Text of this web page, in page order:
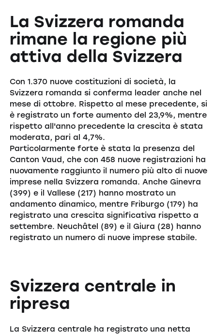
La Svizzera romanda
rimane la regione più
attiva della Svizzera
Con 1.370 nuove costituzioni di società, la
Svizzera romanda si conferma leader anche nel
mese di ottobre. Rispetto al mese precedente, si
è registrato un forte aumento del 23,9%, mentre
rispetto all'anno precedente la crescita è stata
moderata, pari al 4,7%.
Particolarmente forte è stata la presenza del
Canton Vaud, che con 458 nuove registrazioni ha
nuovamente raggiunto il numero più alto di nuove
imprese nella Svizzera romanda. Anche Ginevra
(399) e il Vallese (217) hanno mostrato un
andamento dinamico, mentre Friburgo (179) ha
registrato una crescita significativa rispetto a
settembre. Neuchâtel (89) e il Giura (28) hanno
registrato un numero di nuove imprese stabile.
Svizzera centrale in
ripresa
La Svizzera centrale ha registrato una netta